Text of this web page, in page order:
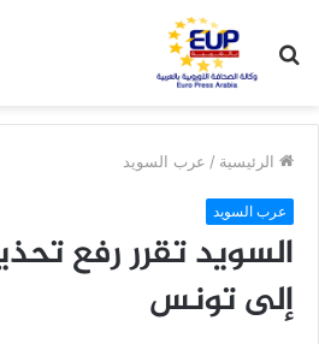
عن
الرئيسية / عرب السويد
عرب السويد
السويد تقرر رفع
إلى تونس